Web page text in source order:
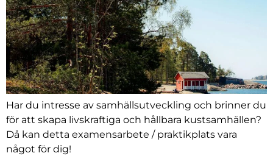
Har du intresse av samhällsutveckling och brinner du
för att skapa livskraftiga och hållbara kustsamhällen?
Då kan detta examensarbete / praktikplats vara
något för dig!